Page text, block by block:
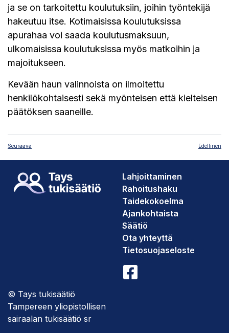
ja se on tarkoitettu koulutuksiin, joihin työntekijä
hakeutuu itse. Kotimaisissa koulutuksissa
apurahaa voi saada koulutusmaksuun,
ulkomaisissa koulutuksissa myös matkoihin ja
majoitukseen.
Kevään haun valinnoista on ilmoitettu
henkilökohtaisesti sekä myönteisen että kielteisen
päätöksen saaneille.
Seuraava Edellinen
Lahjoittaminen
Rahoitushaku
Taidekokoelma
Ajankohtaista
Säätiö
Ota yhteyttä
Tietosuojaseloste
© Tays tukisäätiö
Tampereen yliopistollisen
sairaalan tukisäätiö sr